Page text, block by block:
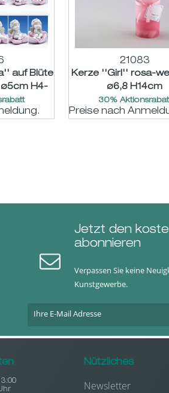
auf Blüte
H4-
21083
Kerze ''Girl'' rosa-
ø6,8 H14cm
30%
Preise nach
Jetzt den
abonnieren
Verpassen Sie keine
Kunstgewerbe.
Nützliches
Newsletter